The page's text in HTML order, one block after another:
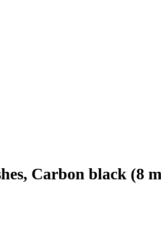
Carbon black (8